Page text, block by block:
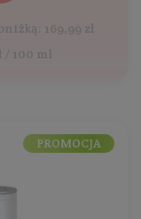
169,99 zł
/ 100 ml
PROMOCJA